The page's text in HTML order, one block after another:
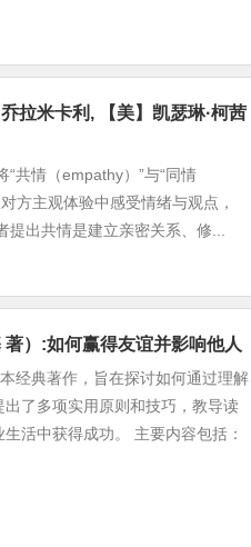
拉米卡利, 【美】凯瑟琳·柯茜
共情（empathy）”与“同情
方主观体验中感受情绪与观点，
出共情是建立亲密关系、修...
）:如何赢得友谊并影响他人
经典著作，旨在探讨如何通过理解
了多项实用原则和技巧，教导读
活中获得成功。 主要内容包括：